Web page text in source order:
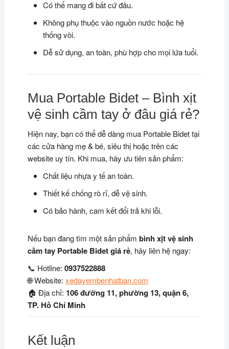
Có thể mang đi bất cứ đâu.
Không phụ thuộc vào nguồn nước hoặc hệ
thống vòi.
Dễ sử dụng, an toàn, phù hợp cho mọi lứa tuổi.
Mua Portable Bidet – Bình xịt
vệ sinh cầm tay ở đâu giá rẻ?
Hiện nay, bạn có thể dễ dàng mua Portable Bidet tại
các cửa hàng mẹ & bé, siêu thị hoặc trên các
website uy tín. Khi mua, hãy ưu tiên sản phẩm:
Chất liệu nhựa y tế an toàn.
Thiết kế chống rò rỉ, dễ vệ sinh.
Có bảo hành, cam kết đổi trả khi lỗi.
Nếu bạn đang tìm một sản phẩm bình xịt vệ sinh
cầm tay Portable Bidet giá rẻ, hãy liên hệ ngay:
📞 Hotline: 0937522888
🌐 Website: xedayembenhatban.com
🏠 Địa chỉ: 106 đường 11, phường 13, quận 6,
TP. Hồ Chí Minh
Kết luận